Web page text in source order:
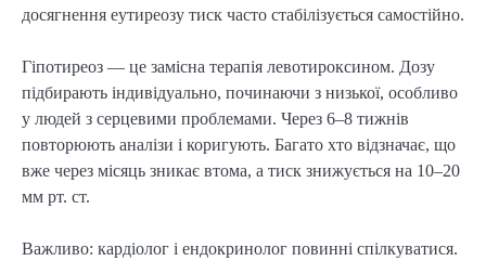
досягнення еутиреозу тиск часто стабілізується самостійно.
Гіпотиреоз — це замісна терапія левотироксином. Дозу
підбирають індивідуально, починаючи з низької, особливо
у людей з серцевими проблемами. Через 6–8 тижнів
повторюють аналізи і коригують. Багато хто відзначає, що
вже через місяць зникає втома, а тиск знижується на 10–20
мм рт. ст.
Важливо: кардіолог і ендокринолог повинні спілкуватися.